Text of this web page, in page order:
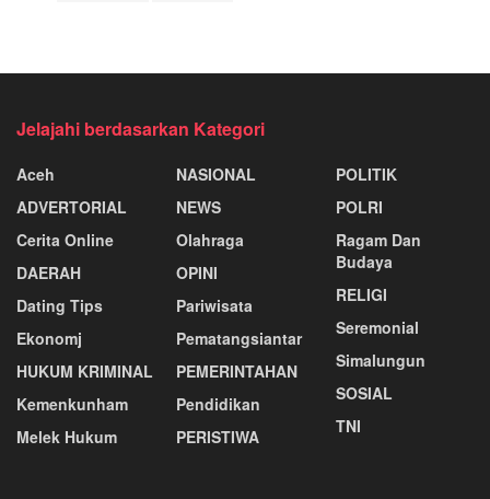
Jelajahi berdasarkan Kategori
Aceh
ADVERTORIAL
Cerita Online
DAERAH
Dating Tips
Ekonomj
HUKUM KRIMINAL
Kemenkunham
Melek Hukum
NASIONAL
NEWS
Olahraga
OPINI
Pariwisata
Pematangsiantar
PEMERINTAHAN
Pendidikan
PERISTIWA
POLITIK
POLRI
Ragam Dan
Budaya
RELIGI
Seremonial
Simalungun
SOSIAL
TNI